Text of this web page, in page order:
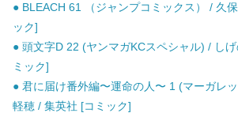
● BLEACH 61 （ジャンプコミックス） / 久
ック]
● 頭文字D 22 (ヤンマガKCスペシャル) / し
ミック]
● 君に届け番外編〜運命の人〜 1 (マーガレ
軽穂 / 集英社 [コミック]